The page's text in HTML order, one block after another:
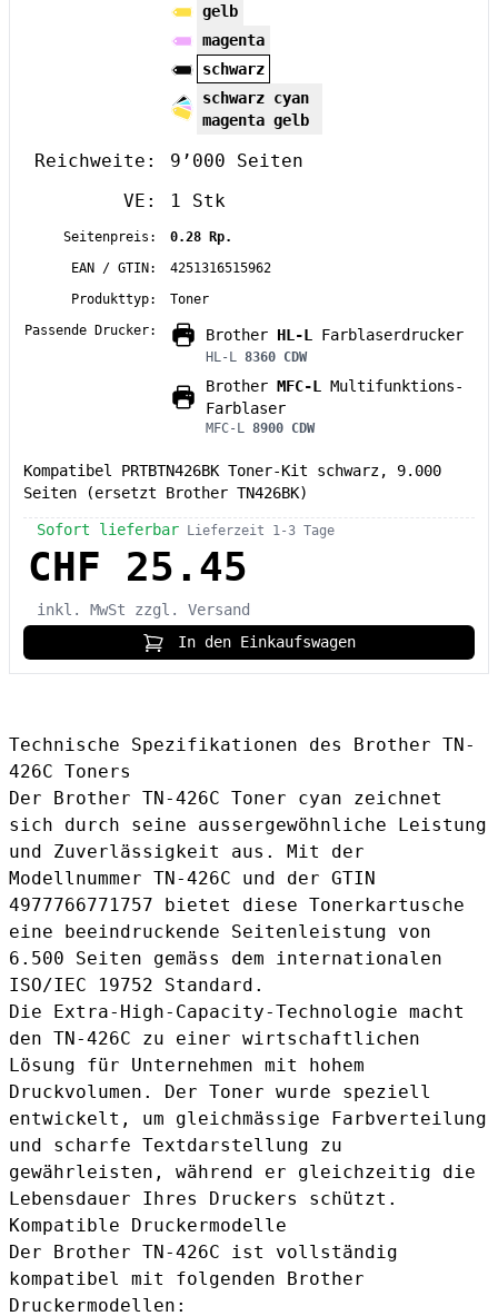
gelb
magenta
schwarz
schwarz cyan
magenta gelb
Reichweite:
9’000 Seiten
VE:
1 Stk
Seitenpreis:
0.28 Rp.
EAN / GTIN:
4251316515962
Produkttyp:
Toner
Passende Drucker:
Brother HL-L Farblaserdrucker
HL-L 8360 CDW
Brother MFC-L
Multifunktions-
Farblaser
MFC-L 8900 CDW
Kompatibel PRTBTN426BK Toner-Kit schwarz, 9.000
Seiten (ersetzt Brother TN426BK)
Sofort lieferbar Lieferzeit 1-3 Tage
CHF 25.45
inkl. MwSt
zzgl. Versand
In den Einkaufswagen
Technische Spezifikationen des Brother TN-
426C Toners
Der Brother TN-426C Toner cyan zeichnet
sich durch seine aussergewöhnliche Leistung
und Zuverlässigkeit aus. Mit der
Modellnummer TN-426C und der GTIN
4977766771757 bietet diese Tonerkartusche
eine beeindruckende Seitenleistung von
6.500 Seiten gemäss dem internationalen
ISO/IEC 19752 Standard.
Die Extra-High-Capacity-Technologie macht
den TN-426C zu einer wirtschaftlichen
Lösung für Unternehmen mit hohem
Druckvolumen. Der Toner wurde speziell
entwickelt, um gleichmässige Farbverteilung
und scharfe Textdarstellung zu
gewährleisten, während er gleichzeitig die
Lebensdauer Ihres Druckers schützt.
Kompatible Druckermodelle
Der Brother TN-426C ist vollständig
kompatibel mit folgenden Brother
Druckermodellen: